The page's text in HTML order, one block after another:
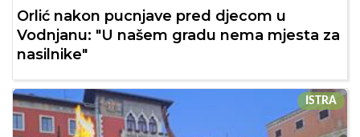
Orlić nakon pucnjave pred djecom u
Vodnjanu: "U našem gradu nema mjesta za
nasilnike"
ISTRA